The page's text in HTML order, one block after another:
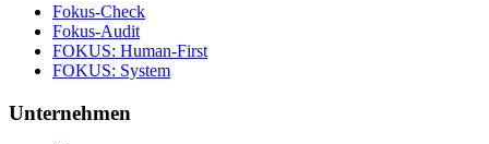
Fokus-Check
Fokus-Audit
FOKUS: Human-First
FOKUS: System
Unternehmen